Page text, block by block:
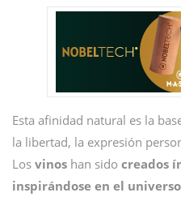
Esta afinidad natural es la
la libertad, la expresión
Los vinos han sido creados
inspirándose en el